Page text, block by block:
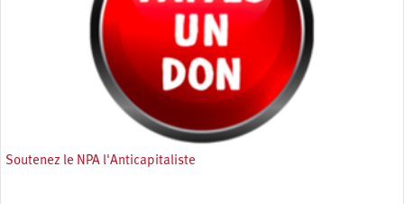
Soutenez le NPA l'Anticapitaliste